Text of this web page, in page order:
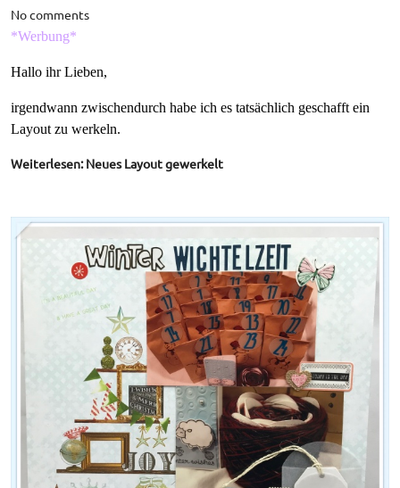
No comments
*Werbung*
Hallo ihr Lieben,
irgendwann zwischendurch habe ich es tatsächlich geschafft ein
Layout zu werkeln.
Weiterlesen: Neues Layout gewerkelt